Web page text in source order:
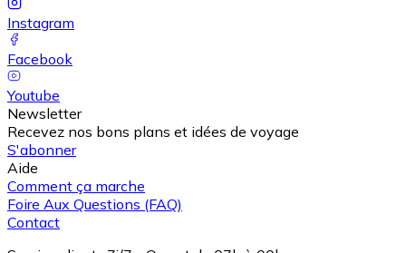
Instagram
Facebook
Youtube
Newsletter
Recevez nos bons plans et idées de voyage
S'abonner
Aide
Comment ça marche
Foire Aux Questions (FAQ)
Contact